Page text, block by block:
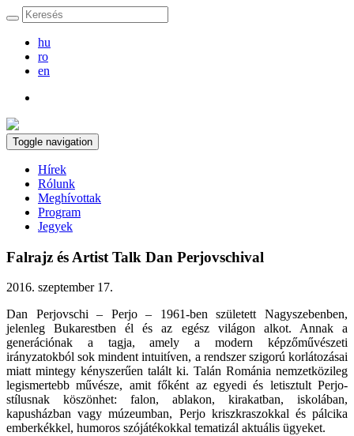
hu
ro
en
Toggle navigation
Hírek
Rólunk
Meghívottak
Program
Jegyek
Falrajz és Artist Talk Dan Perjovschival
2016. szeptember 17.
Dan Perjovschi – Perjo – 1961-ben született Nagyszebenben,
jelenleg Bukarestben él és az egész világon alkot. Annak a
generációnak a tagja, amely a modern képzőművészeti
irányzatokból sok mindent intuitíven, a rendszer szigorú korlátozásai
miatt mintegy kényszerűen talált ki. Talán Románia nemzetközileg
legismertebb művésze, amit főként az egyedi és letisztult Perjo-
stílusnak köszönhet: falon, ablakon, kirakatban, iskolában,
kapusházban vagy múzeumban, Perjo kriszkraszokkal és pálcika
emberkékkel, humoros szójátékokkal tematizál aktuális ügyeket.